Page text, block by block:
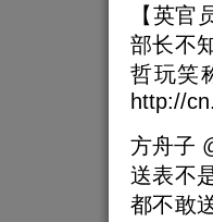
【英官
部长不
哲玩笑
http://
方舟子
送表不
都不敢